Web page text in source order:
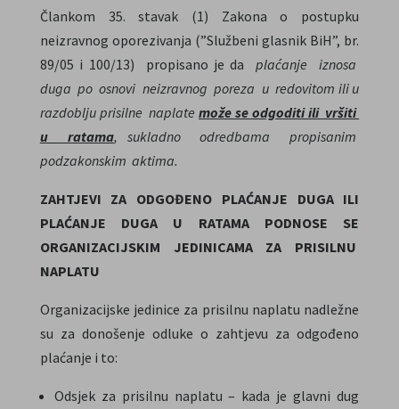
Člankom 35. stavak (1) Zakona o postupku
neizravnog oporezivanja (”Službeni glasnik BiH”, br.
89/05 i 100/13) propisano je daplaćanje iznosa
duga po osnovi neizravnog poreza u redovitom ili u
razdoblju prisilne naplatemože se odgoditi ili vršiti
u ratama, sukladno odredbama propisanim
podzakonskim aktima.
ZAHTJEVI ZA ODGOĐENO PLAĆANJE DUGA ILI
PLAĆANJE DUGA U RATAMA PODNOSE SE
ORGANIZACIJSKIM JEDINICAMA ZA PRISILNU
NAPLATU
Organizacijske jedinice za prisilnu naplatu nadležne
su za donošenje odluke o zahtjevu za odgođeno
plaćanje i to:
Odsjek za prisilnu naplatu – kada je glavni dug